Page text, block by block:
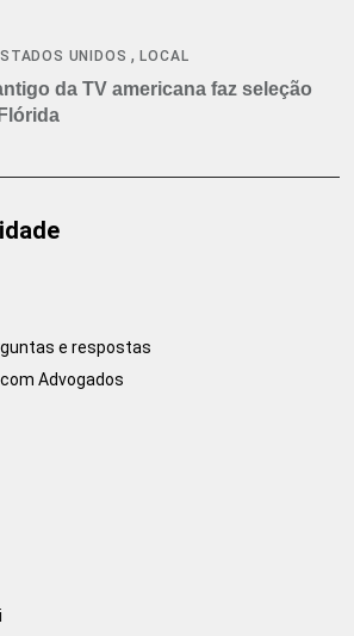
UNIDOS ,LOCAL
da TV americana faz seleção
e respostas
Advogados